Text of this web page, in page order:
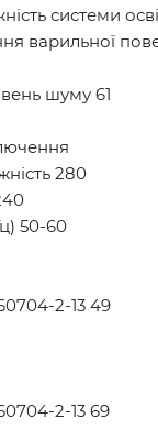
системи
варильної
шуму 61
280
50-60
2-13 49
2-13 69